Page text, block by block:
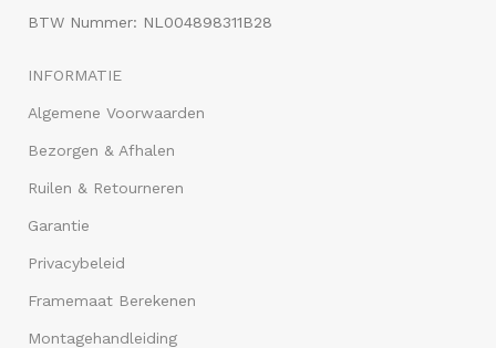
BTW Nummer: NL004898311B28
INFORMATIE
Algemene Voorwaarden
Bezorgen & Afhalen
Ruilen & Retourneren
Garantie
Privacybeleid
Framemaat Berekenen
Montagehandleiding